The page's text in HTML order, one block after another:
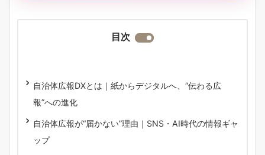
目次
自治体広報DXとは｜紙からデジタルへ、“伝わる広
報”への進化
自治体広報が“届かない”理由｜SNS・AI時代の情報ギャ
ップ